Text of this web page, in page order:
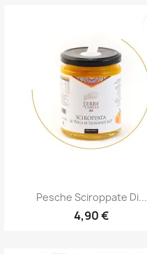
Pesche Sciroppate Di...
4,90 €